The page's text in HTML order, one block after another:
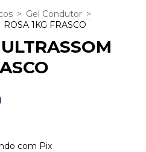
> Gel Condutor >
1KG FRASCO
com Pix